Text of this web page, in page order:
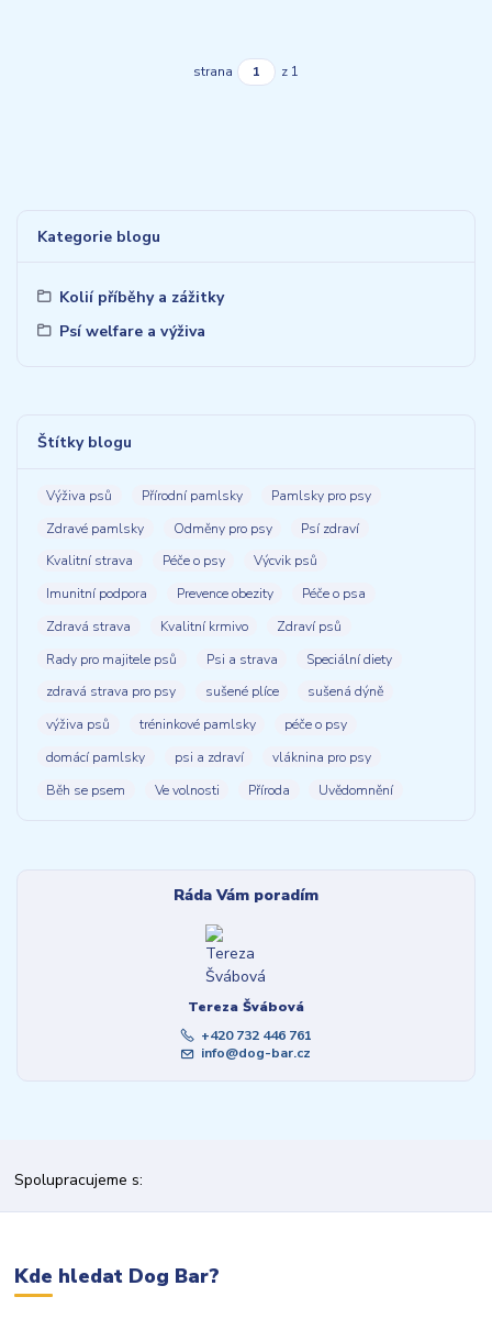
Kategorie blogu
Kolií příběhy a zážitky
Psí welfare a výživa
Štítky blogu
Výživa psů Přírodní pamlsky
Pamlsky pro psy
Zdravé pamlsky
Odměny pro psy
Psí zdraví
Kvalitní strava
Péče o psy
Výcvik psů
Imunitní podpora
Prevence obezity
Péče o psa
Zdravá strava
Kvalitní krmivo
Zdraví psů
Rady pro majitele psů
Psi a strava
Speciální diety
zdravá strava pro psy
sušené plíce
sušená dýně
výživa psů
tréninkové pamlsky
péče o psy
domácí pamlsky
psi a zdraví
vláknina pro psy
Běh se psem
Ve volnosti Příroda Uvědomnění
Ráda Vám poradím
Tereza Švábová
+420 732 446 761
info@dog-bar.cz
strana z 1
Spolupracujeme s:
Kde hledat Dog Bar?